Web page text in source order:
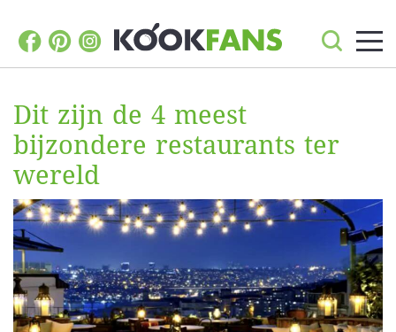
Dit zijn de 4 meest
bijzondere restaurants ter
wereld